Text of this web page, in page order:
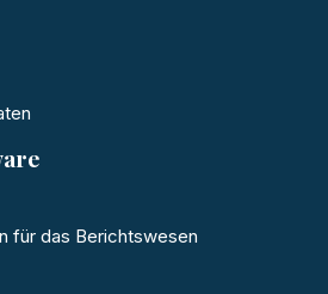
für das Berichtswesen